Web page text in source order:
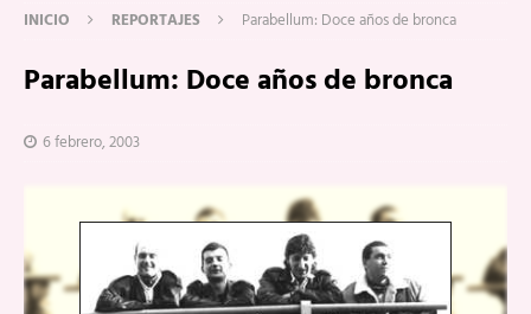
INICIO REPORTAJES Parabellum: Doce años de bronca
Parabellum: Doce años de bronca
6 febrero, 2003